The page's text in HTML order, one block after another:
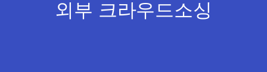
외부 크라우드소싱